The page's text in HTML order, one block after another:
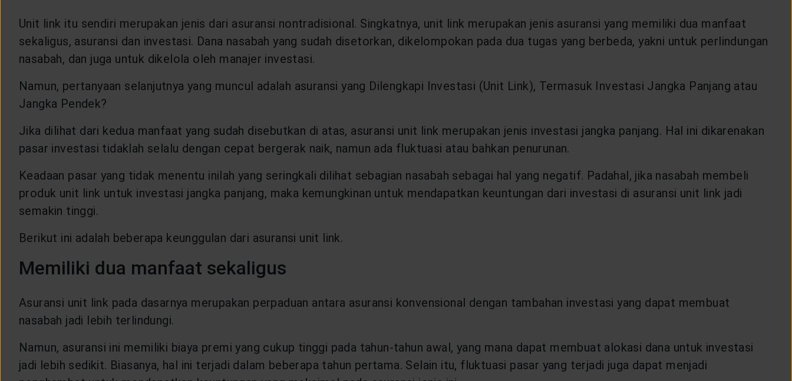
Unit link itu sendiri merupakan jenis dari asuransi nontradisional. Singkatnya, unit link merupakan jenis asuransi yang memiliki dua manfaat
sekaligus, asuransi dan investasi. Dana nasabah yang sudah disetorkan, dikelompokan pada dua tugas yang berbeda, yakni untuk perlindungan
nasabah, dan juga untuk dikelola oleh manajer investasi.
Namun, pertanyaan selanjutnya yang muncul adalah asuransi yang Dilengkapi Investasi (Unit Link), Termasuk Investasi Jangka Panjang atau
Jangka Pendek?
Jika dilihat dari kedua manfaat yang sudah disebutkan di atas, asuransi unit link merupakan jenis investasi jangka panjang. Hal ini dikarenakan
pasar investasi tidaklah selalu dengan cepat bergerak naik, namun ada fluktuasi atau bahkan penurunan.
Keadaan pasar yang tidak menentu inilah yang seringkali dilihat sebagian nasabah sebagai hal yang negatif. Padahal, jika nasabah membeli
produk unit link untuk investasi jangka panjang, maka kemungkinan untuk mendapatkan keuntungan dari investasi di asuransi unit link jadi
semakin tinggi.
Berikut ini adalah beberapa keunggulan dari asuransi unit link.
Memiliki dua manfaat sekaligus
Asuransi unit link pada dasarnya merupakan perpaduan antara asuransi konvensional dengan tambahan investasi yang dapat membuat
nasabah jadi lebih terlindungi.
Namun, asuransi ini memiliki biaya premi yang cukup tinggi pada tahun-tahun awal, yang mana dapat membuat alokasi dana untuk investasi
jadi lebih sedikit. Biasanya, hal ini terjadi dalam beberapa tahun pertama. Selain itu, fluktuasi pasar yang terjadi juga dapat menjadi
KEAGENAN